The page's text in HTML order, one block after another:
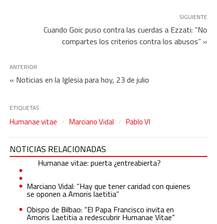
SIGUIENTE
Cuando Goic puso contra las cuerdas a Ezzati: “No
compartes los criterios contra los abusos” »
ANTERIOR
« Noticias en la Iglesia para hoy, 23 de julio
ETIQUETAS:
Humanae vitae Marciano Vidal Pablo VI
NOTICIAS RELACIONADAS
Humanae vitae: puerta ¿entreabierta?
Marciano Vidal: “Hay que tener caridad con quienes
se oponen a Amoris laetitia”
Obispo de Bilbao: “El Papa Francisco invita en
Amoris Laetitia a redescubrir Humanae Vitae”